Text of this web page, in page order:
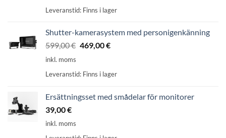
Leveranstid: Finns i lager
Shutter-kamerasystem med personigenkänning
599,00€ Ursprungligt
€
469,00€Aktuellt
469,00
inkl. moms
Leveranstid: Finns i lager
Ersättningsset med smådelar för monitorer
39,00€
inkl. moms